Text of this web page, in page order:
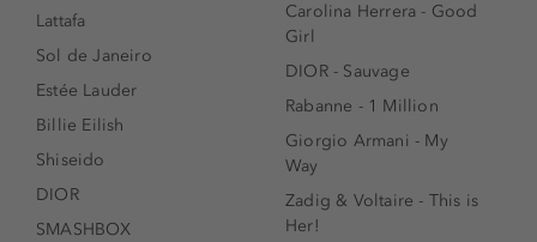
Lattafa
Sol de Janeiro
Estée Lauder
Billie Eilish
Shiseido
DIOR
SMASHBOX
Carolina Herrera - Good
Girl
DIOR - Sauvage
Rabanne - 1 Million
Giorgio Armani - My
Way
Zadig & Voltaire - This is
Her!